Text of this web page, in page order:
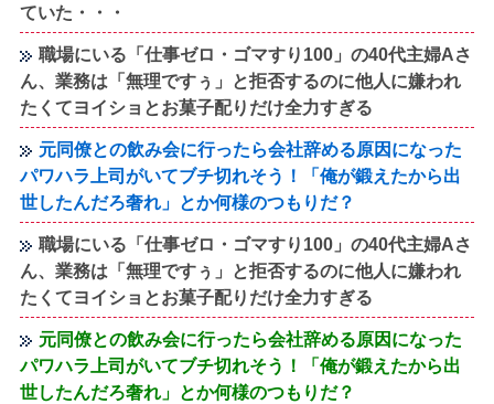
ていた・・・
職場にいる「仕事ゼロ・ゴマすり100」の40代主婦Aさ
ん、業務は「無理ですぅ」と拒否するのに他人に嫌われ
たくてヨイショとお菓子配りだけ全力すぎる
元同僚との飲み会に行ったら会社辞める原因になった
パワハラ上司がいてブチ切れそう！「俺が鍛えたから出
世したんだろ奢れ」とか何様のつもりだ？
職場にいる「仕事ゼロ・ゴマすり100」の40代主婦Aさ
ん、業務は「無理ですぅ」と拒否するのに他人に嫌われ
たくてヨイショとお菓子配りだけ全力すぎる
元同僚との飲み会に行ったら会社辞める原因になった
パワハラ上司がいてブチ切れそう！「俺が鍛えたから出
世したんだろ奢れ」とか何様のつもりだ？